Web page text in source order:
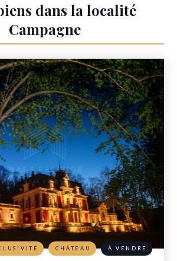
dans la localité
Campagne
CHÂTEAU À VENDRE